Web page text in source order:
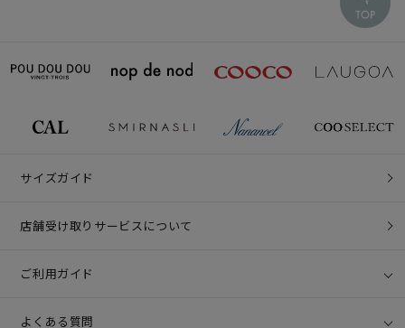
サイズガイド
店舗受け取りサービスについて
ご利用ガイド
よくある質問